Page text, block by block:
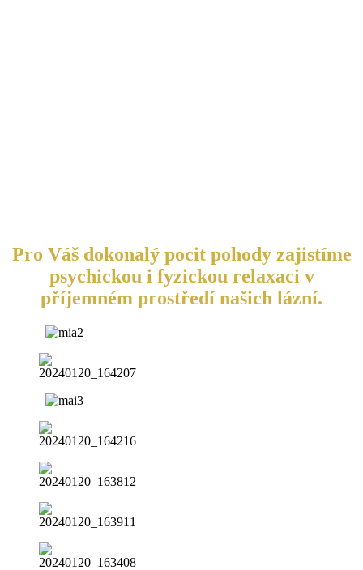
Pro Váš dokonalý pocit pohody zajistíme
psychickou i fyzickou relaxaci v
příjemném prostředí našich lázní.